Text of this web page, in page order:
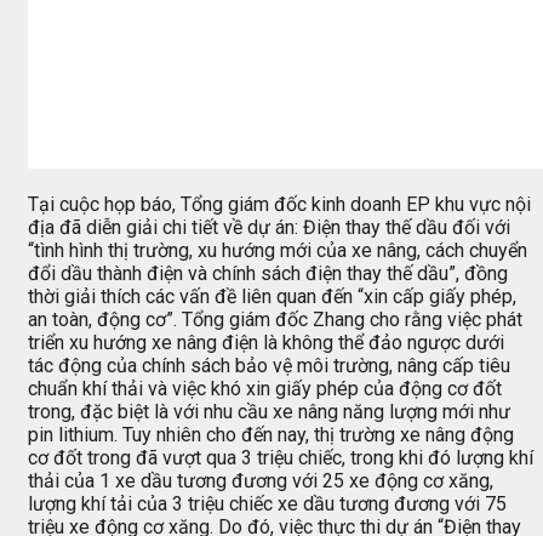
Tại cuộc họp báo, Tổng giám đốc kinh doanh EP khu vực nội
địa đã diễn giải chi tiết về dự án: Điện thay thế dầu đối với
“tình hình thị trường, xu hướng mới của xe nâng, cách chuyển
đổi dầu thành điện và chính sách điện thay thế dầu”, đồng
thời giải thích các vấn đề liên quan đến “xin cấp giấy phép,
an toàn, động cơ”. Tổng giám đốc Zhang cho rằng việc phát
triển xu hướng xe nâng điện là không thể đảo ngược dưới
tác động của chính sách bảo vệ môi trường, nâng cấp tiêu
chuẩn khí thải và việc khó xin giấy phép của động cơ đốt
trong, đặc biệt là với nhu cầu xe nâng năng lượng mới như
pin lithium. Tuy nhiên cho đến nay, thị trường xe nâng động
cơ đốt trong đã vượt qua 3 triệu chiếc, trong khi đó lượng khí
thải của 1 xe dầu tương đương với 25 xe động cơ xăng,
lượng khí tải của 3 triệu chiếc xe dầu tương đương với 75
triệu xe động cơ xăng. Do đó, việc thực thi dự án “Điện thay